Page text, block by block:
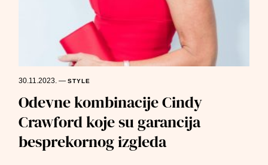
30.11.2023.—STYLE
Odevne kombinacije Cindy
Crawford koje su garancija
besprekornog izgleda